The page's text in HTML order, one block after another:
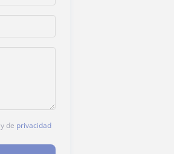
y de privacidad